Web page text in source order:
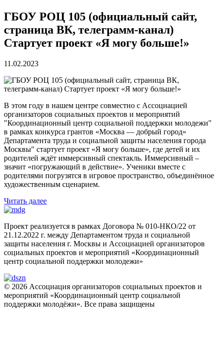
ГБОУ РОЦ 105 (официальный сайт,
страница ВК, телеграмм-канал)
Стартует проект «Я могу больше!»
11.02.2023
В этом году в нашем центре совместно с Ассоциацией
организаторов социальных проектов и мероприятий
"Координационный центр социальной поддержки молодежи"
в рамках конкурса грантов «Москва — добрый город»
Департамента труда и социальной защиты населения города
Москвы" стартует проект «Я могу больше», где детей и их
родителей ждёт иммерсивный спектакль. Иммерсивный –
значит «погружающий в действие». Ученики вместе с
родителями погрузятся в игровое пространство, объединённое
художественным сценарием.
Читать далее
Проект реализуется в рамках Договора № 010-НКО/22 от
21.12.2022 г. между Департаментом труда и социальной
защиты населения г. Москвы и Ассоциацией организаторов
социальных проектов и мероприятий «Координационный
центр социальной поддержки молодежи»
© 2026 Ассоциация организаторов социальных проектов и
мероприятий «Координационный центр социальной
поддержки молодёжи». Все права защищены